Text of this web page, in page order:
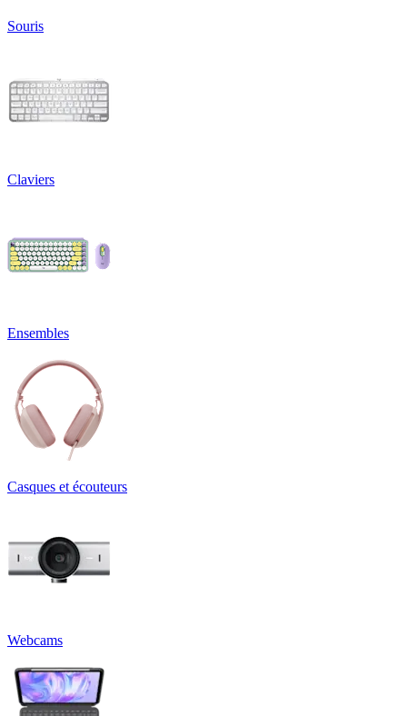
Souris
Claviers
Ensembles
Casques et écouteurs
Webcams